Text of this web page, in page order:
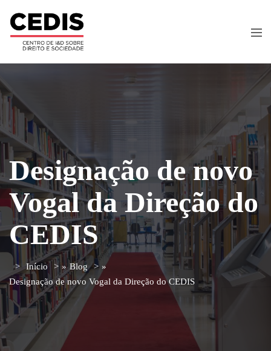
Designação de novo
Vogal da Direção do
CEDIS
Início » Blog
»
Designação de novo Vogal da Direção do CEDIS